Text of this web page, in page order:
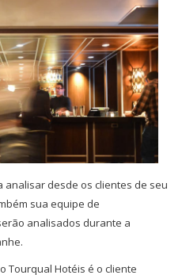
analisar desde os clientes de seu
sua equipe de
analisados durante a
Tourqual Hotéis é o cliente